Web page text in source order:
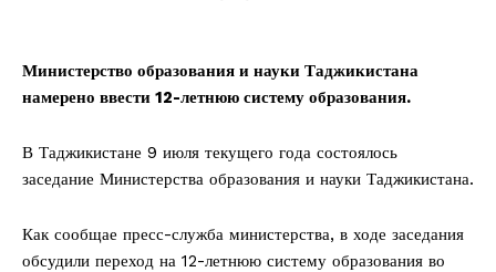
Министерство образования и науки Таджикистана
намерено ввести 12-летнюю систему образования.
В Таджикистане 9 июля текущего года состоялось
заседание Министерства образования и науки Таджикистана.
Как сообщае пресс-служба министерства, в ходе заседания
обсудили переход на 12-летнюю систему образования во